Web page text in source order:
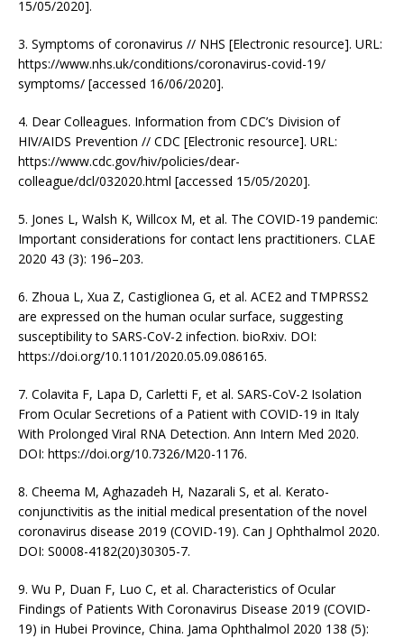
15/05/2020].
3. Symptoms of coronavirus // NHS [Electronic resource]. URL:
https://www.nhs.uk/conditions/coronavirus-covid-19/
symptoms/ [accessed 16/06/2020].
4. Dear Colleagues. Information from CDC’s Division of
HIV/AIDS Prevention // CDC [Electronic resource]. URL:
https://www.cdc.gov/hiv/policies/dear-
colleague/dcl/032020.html [accessed 15/05/2020].
5. Jones L, Walsh K, Willcox M, et al. The COVID-19 pandemic:
Important considerations for contact lens practitioners. CLAE
2020 43 (3): 196–203.
6. Zhoua L, Xua Z, Castiglionea G, et al. ACE2 and TMPRSS2
are expressed on the human ocular surface, suggesting
susceptibility to SARS-CoV-2 infection. bioRxiv. DOI:
https://doi.org/10.1101/2020.05.09.086165.
7. Colavita F, Lapa D, Carletti F, et al. SARS-CoV-2 Isola­tion
From Ocular Secretions of a Patient with COVID-19 in Italy
With Prolonged Viral RNA Detection. Ann Intern Med 2020.
DOI: https://doi.org/10.7326/M20-1176.
8. Cheema M, Aghazadeh H, Nazarali S, et al. Kerato­
conjunctivitis as the initial medical presentation of the novel
coronavirus disease 2019 (COVID-19). Can J Oph­thalmol 2020.
DOI: S0008-4182(20)30305-7.
9. Wu P, Duan F, Luo C, et al. Characteristics of Ocular
Findings of Patients With Coronavirus Disease 2019 (COVID-
19) in Hubei Province, China. Jama Ophthalmol 2020 138 (5):